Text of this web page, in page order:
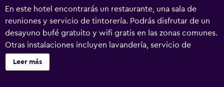
En este hotel encontrarás un restaurante, una sala de
reuniones y servicio de tintorería. Podrás disfrutar de un
desayuno bufé gratuito y wifi gratis en las zonas comunes.
Otras instalaciones incluyen lavandería, servicio de
recepción 24 horas y un jardín. Ilhabela Park Hotel ofrece
64 alojamientos con aire acondicionado, minibar y
Leer más